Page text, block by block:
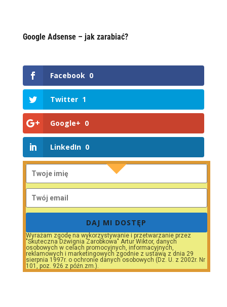
Google Adsense – jak zarabiać?
Facebook 0
Twitter 1
Google+ 0
LinkedIn 0
DAJ MI DOSTĘP
Wyrażam zgodę na wykorzystywanie i przetwarzanie przez
"Skuteczna Dźwignia Zarobkowa" Artur Wiktor, danych
osobowych w celach promocyjnych, informacyjnych,
reklamowych i marketingowych zgodnie z ustawą z dnia 29
sierpnia 1997r. o ochronie danych osobowych (Dz. U. z 2002r. Nr
101, poz. 926 z późn.zm.).